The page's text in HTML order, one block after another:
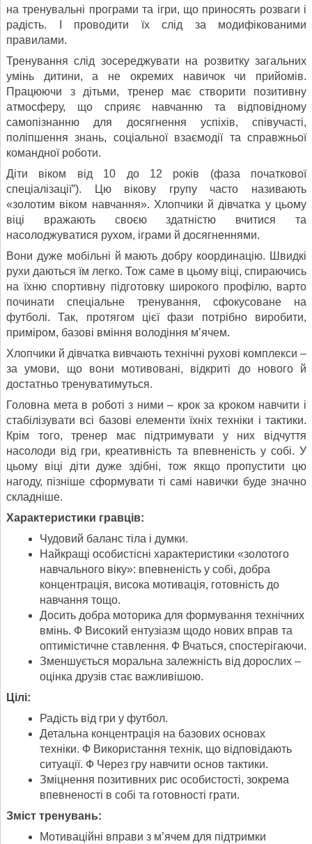
на тренувальні програми та ігри, що приносять розваги і
радість. І проводити їх слід за модифікованими
правилами.
Тренування слід зосереджувати на розвитку загальних
умінь дитини, а не окремих навичок чи прийомів.
Працюючи з дітьми, тренер має створити позитивну
атмосферу, що сприяє навчанню та відповідному
самопізнанню для досягнення успіхів, співучасті,
поліпшення знань, соціальної взаємодії та справжньої
командної роботи.
Діти віком від 10 до 12 років (фаза початкової
спеціалізації”). Цю вікову групу часто називають
«золотим віком навчання». Хлопчики й дівчатка у цьому
віці вражають своєю здатністю вчитися та
насолоджуватися рухом, іграми й досягненнями.
Вони дуже мобільні й мають добру координацію. Швидкі
рухи даються їм легко. Тож саме в цьому віці, спираючись
на їхню спортивну підготовку широкого профілю, варто
починати спеціальне тренування, сфокусоване на
футболі. Так, протягом цієї фази потрібно виробити,
приміром, базові вміння володіння м’ячем.
Хлопчики й дівчатка вивчають технічні рухові комплекси –
за умови, що вони мотивовані, відкриті до нового й
достатньо тренуватимуться.
Головна мета в роботі з ними – крок за кроком навчити і
стабілізувати всі базові елементи їхніх техніки і тактики.
Крім того, тренер має підтримувати у них відчуття
насолоди від гри, креативність та впевненість у собі. У
цьому віці діти дуже здібні, тож якщо пропустити цю
нагоду, пізніше сформувати ті самі навички буде значно
складніше.
Характеристики гравців:
Чудовий баланс тіла і думки.
Найкращі особистісні характеристики «золотого
навчального віку»: впевненість у собі, добра
концентрація, висока мотивація, готовність до
навчання тощо.
Досить добра моторика для формування технічних
вмінь. Ф Високий ентузіазм щодо нових вправ та
оптимістичне ставлення. Ф Вчаться, спостерігаючи.
Зменшується моральна залежність від дорослих –
оцінка друзів стає важливішою.
Цілі:
Радість від гри у футбол.
Детальна концентрація на базових основах
техніки. Ф Використання технік, що відповідають
ситуації. Ф Через гру навчити основ тактики.
Зміцнення позитивних рис особистості, зокрема
впевненості в собі та готовності грати.
Зміст тренувань:
Мотиваційні вправи з м’ячем для підтримки